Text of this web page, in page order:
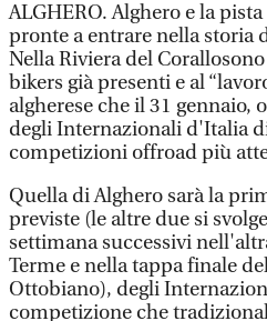
ALGHERO. Alghero e la
pronte a entrare nella storia
Nella Riviera del
bikers già presenti e al
algherese che il 31 gennaio,
degli Internazionali d'Italia
competizioni offroad più
Quella di Alghero sarà la
previste (le altre due si
settimana successivi
Terme e nella tappa finale
Ottobiano), degli
competizione che